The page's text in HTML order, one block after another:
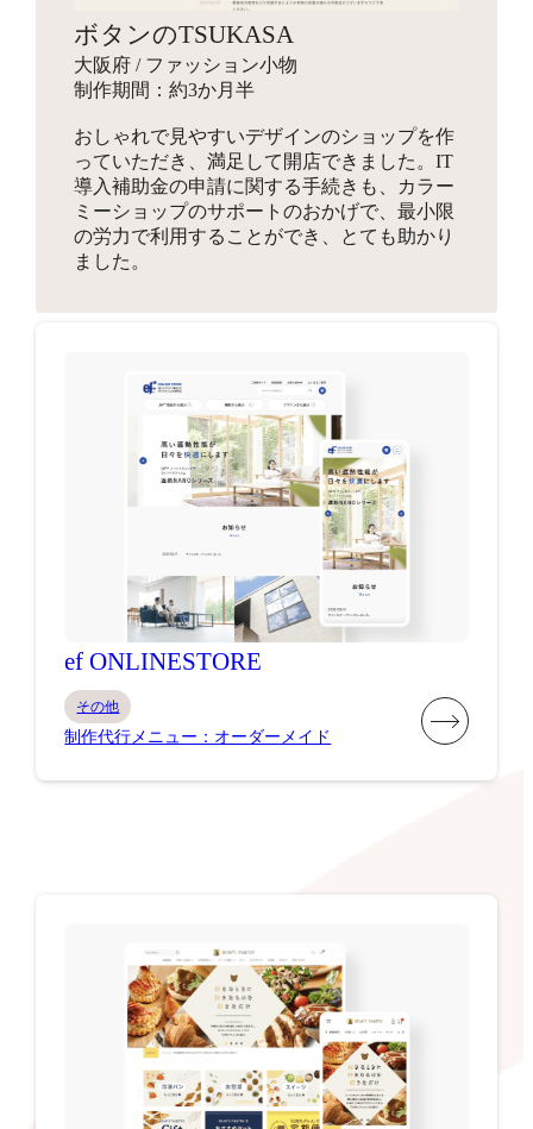
ボタンのTSUKASA
大阪府 / ファッション小物
制作期間：約3か月半
おしゃれで見やすいデザインのショップを作
っていただき、満足して開店できました。IT
導入補助金の申請に関する手続きも、カラー
ミーショップのサポートのおかげで、最小限
の労力で利用することができ、とても助かり
ました。
ef ONLINESTORE
その他
制作代行メニュー：オーダーメイド